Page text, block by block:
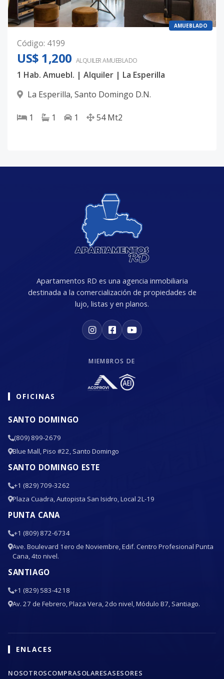
AMUEBLADO
Código: 4199
US$ 1,200 ALQUILERAMUEBLADO
1 Hab. Amuebl. | Alquiler | La Esperilla
La Esperilla, Santo Domingo D.N.
1 1 1 54 Mt2
Apartamentos RD es una agencia inmobiliaria
destinada a la comercialización de propiedades de
lujo, listas y en planos.
MIEMBROS DE
OFICINAS
SANTO DOMINGO
(809) 899-2679
Blue Mall, Piso #22, Santo Domingo
SANTO DOMINGO ESTE
+1 (829) 709-3262
Plaza Cuadra, Autopista San Isidro, Local 2L-19
PUNTA CANA
+1 (809) 872-6734
Ave. Boulevard 1ero de Noviembre, Edif. Centro Profesional Punta
Cana, 4to nivel.
SANTIAGO
+1 (829) 583-4218
Av. 27 de Febrero, Plaza Vera, 2do nivel, Módulo B7, Santiago.
ENLACES
NOSOTROSCOMPRASOLARESASESORES